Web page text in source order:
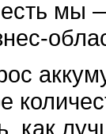
мы
как